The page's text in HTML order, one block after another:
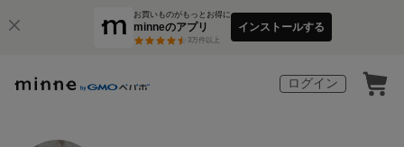
お買いものがもっとお得に
minneのアプリ
3万件以上
インストールする
ログイン